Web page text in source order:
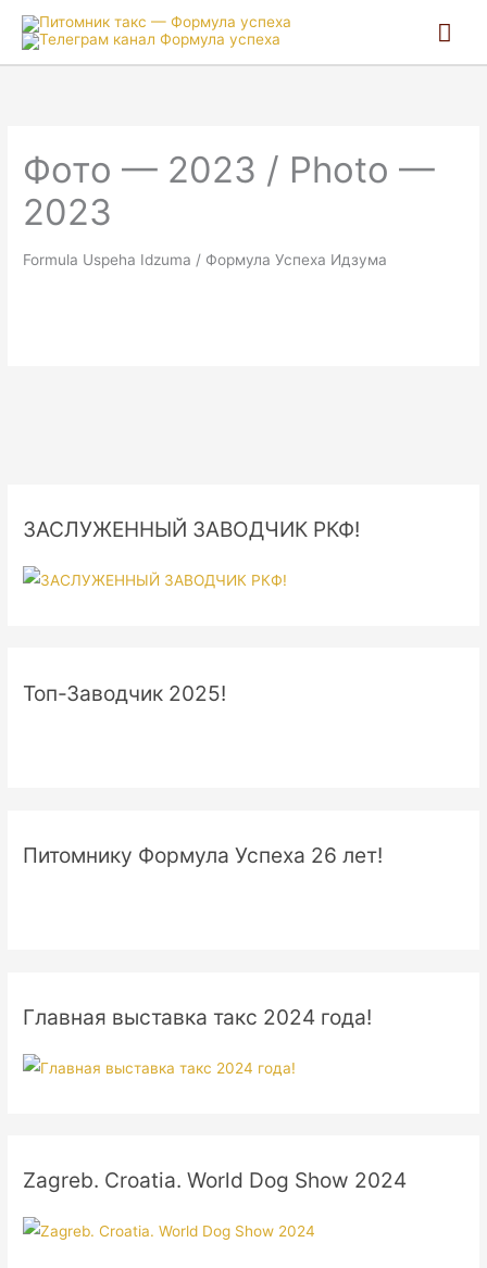
Фото — 2023 / Photo —
2023
Formula Uspeha Idzuma / Формула Успеха Идзума
ЗАСЛУЖЕННЫЙ ЗАВОДЧИК РКФ!
Топ-Заводчик 2025!
Питомнику Формула Успеха 26 лет!
Главная выставка такс 2024 года!
Zagreb. Croatia. World Dog Show 2024